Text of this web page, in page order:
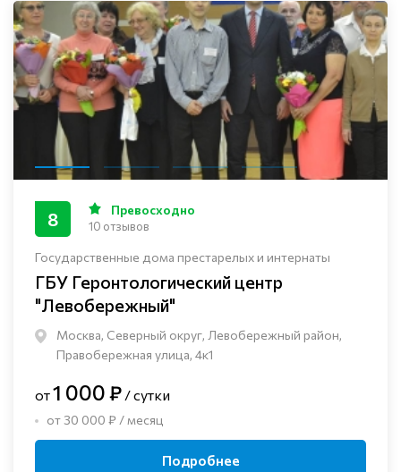
Государственные дома престарелых и интернаты
ГБУ Геронтологический центр
"Левобережный"
Москва, Северный округ, Левобережный район,
Правобережная улица, 4к1
8 Превосходно
10 отзывов
от1 000 ₽ / сутки
от 30 000 ₽ / месяц
Подробнее